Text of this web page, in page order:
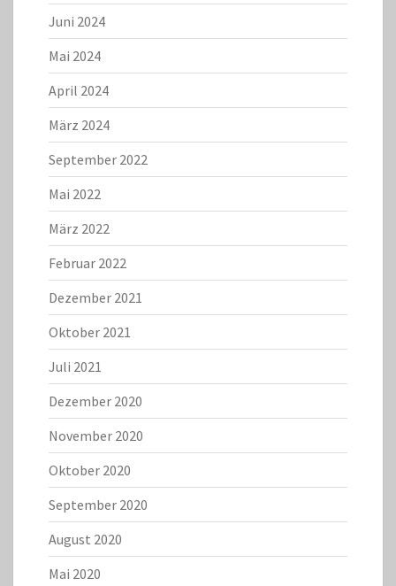
Juni 2024
Mai 2024
April 2024
März 2024
September 2022
Mai 2022
März 2022
Februar 2022
Dezember 2021
Oktober 2021
Juli 2021
Dezember 2020
November 2020
Oktober 2020
September 2020
August 2020
Mai 2020